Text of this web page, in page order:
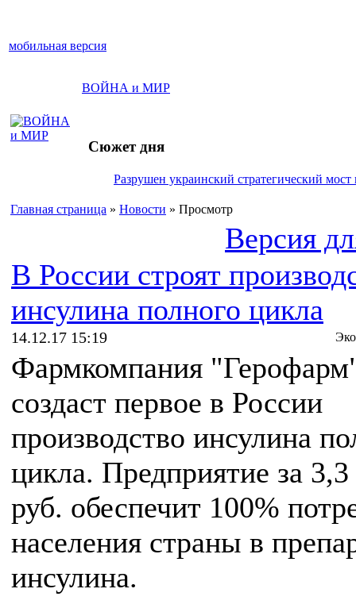
мобильная версия
ВОЙНА и МИР
Сюжет дня
Разрушен украинский стратегический мост
Главная страница » Новости » Просмотр
Версия
В России строят
инсулина полного цикла
14.12.17 15:19
Фармкомпания
создаст первое в России
производство инсулина
цикла. Предприятие за
руб. обеспечит 100%
населения страны в
инсулина.